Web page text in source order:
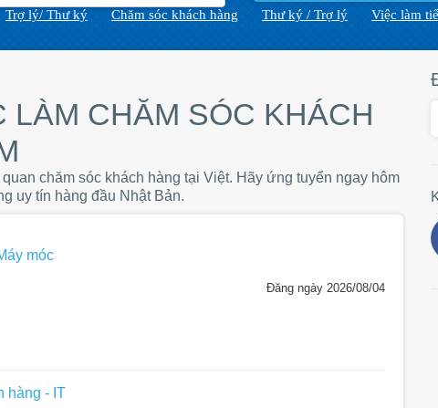
Trợ lý/ Thư ký Chăm sóc khách hàng Thư ký / Trợ lý Việc làm
LÀM CHĂM SÓC KHÁCH
chăm sóc khách hàng tại Việt. Hãy ứng tuyển ngay hôm
uy tín hàng đầu Nhật Bản.
móc
Đăng ngày 2026/08/04
hàng - IT